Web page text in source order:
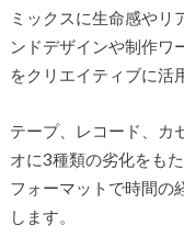
ミックスに生命感やリ
ンドデザインや制作ワ
をクリエイティブに活
テープ、レコード、カ
オに3種類の劣化をも
フォーマットで時間の
します。